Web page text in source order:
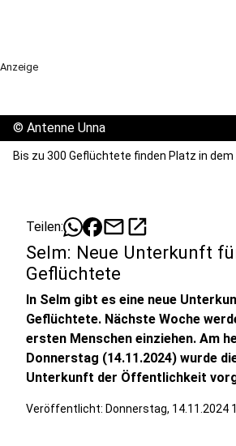
Anzeige
© Antenne Unna
Bis zu 300 Geflüchtete finden Platz in
Teilen: mailopen_in_new
Selm: Neue Unterkunft
Geflüchtete
In Selm gibt es eine neue
Geflüchtete. Nächste Woche
ersten Menschen einziehen. Am
Donnerstag (14.11.2024) wurde
Unterkunft der Öffentlichkeit
Veröffentlicht: Donnerstag, 14.11.2024